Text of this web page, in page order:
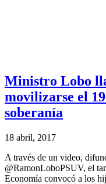
Ministro Lobo
movilizarse el
soberanía
18 abril, 2017
A través de un video,
@RamonLoboPSUV, el
Economía convocó a los